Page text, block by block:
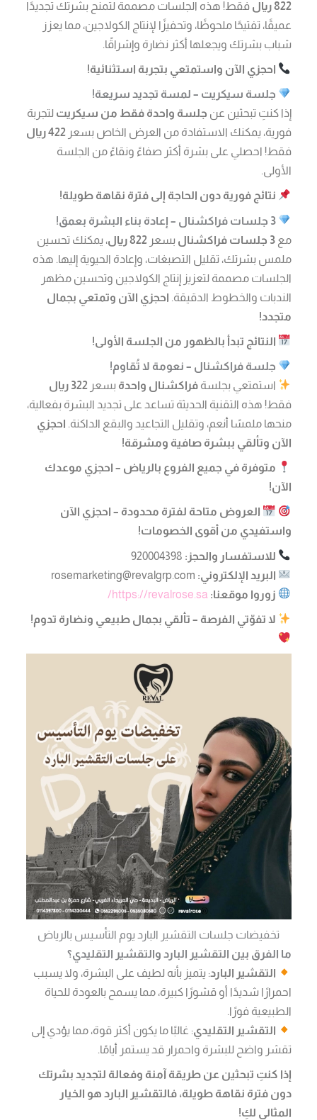
822 ريال
فقط! هذه الجلسات مصممة لتمنح بشرتك تجديدًا
عميقًا، تفتيحًا ملحوظًا، وتحفيزًا لإنتاج الكولاجين، مما يعزز
شباب بشرتك ويجعلها أكثر نضارة وإشراقًا.
احجزي الآن واستمتعي بتجربة استثنائية!
جلسة سيكريت – لمسة تجديد سريعة!
إذا كنتِ تبحثين عن جلسة واحدة فقط من سيكريت لتجربة
فورية، يمكنك الاستفادة من العرض الخاص بسعر422 ريال
فقط! احصلي على بشرة أكثر صفاءً ونقاءً من الجلسة
الأولى.
نتائج فورية دون الحاجة إلى فترة نقاهة طويلة!
3 جلسات فراكشنال – إعادة بناء البشرة بعمق!
مع3 جلسات فراكشنال بسعر822 ريال
، يمكنك تحسين
ملمس بشرتك، تقليل التصبغات، وإعادة الحيوية إليها. هذه
الجلسات مصممة لتعزيز إنتاج الكولاجين وتحسين مظهر
الندبات والخطوط الدقيقة. احجزي الآن وتمتعي بجمال
متجدد!
النتائج تبدأ بالظهور من الجلسة الأولى!
جلسة فراكشنال – نعومة لا تُقاوم!
استمتعي بجلسةفراكشنال واحدة بسعر322 ريال
فقط! هذه التقنية الحديثة تساعد على تجديد البشرة بفعالية،
منحها ملمسًا أنعم، وتقليل التجاعيد والبقع الداكنة. احجزي
الآن وتألقي ببشرة صافية ومشرقة!
متوفرة في جميع الفروع بالرياض – احجزي موعدك
الآن!
العروض متاحة لفترة محدودة – احجزي الآن
واستفيدي من أقوى الخصومات!
للاستفسار والحجز:
البريد الإلكتروني: rosemarketing@revalgrp.com
زوروا موقعنا: https://revalrose.sa/
لا تفوّتي الفرصة – تألقي بجمال طبيعي ونضارة تدوم!
تخفيضات جلسات التقشير البارد يوم التأسيس بالرياض
ما الفرق بين التقشير البارد والتقشير التقليدي؟
التقشير البارد: يتميز بأنه لطيف على البشرة، ولا يسبب
احمرارًا شديدًا أو قشورًا كبيرة، مما يسمح بالعودة للحياة
الطبيعية فورًا.
التقشير التقليدي: غالبًا ما يكون أكثر قوة، مما يؤدي إلى
تقشر واضح للبشرة واحمرار قد يستمر أيامًا.
إذا كنتِ تبحثين عن طريقة آمنة وفعالة لتجديد بشرتك
دون فترة نقاهة طويلة، فالتقشير البارد هو الخيار
المثالي لكِ!